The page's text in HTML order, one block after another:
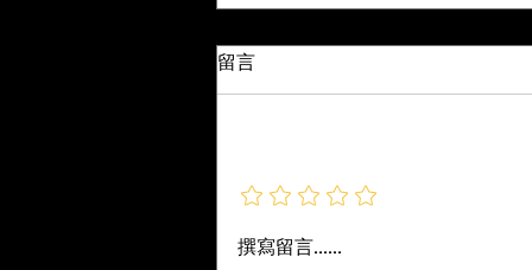
Best Free and Paid Online Training
訓研討會、課程與認證
費與付費線上培訓清單。我納入了
時間的研討會、課程與認證，並排
留言
撰寫留言......